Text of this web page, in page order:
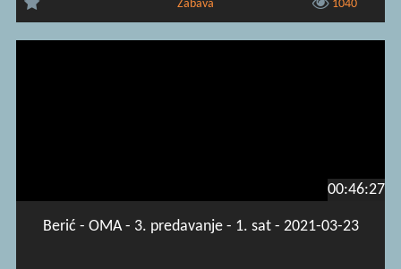
Zabava 1040
00:46:27
Berić - OMA - 3. predavanje - 1. sat - 2021-03-23